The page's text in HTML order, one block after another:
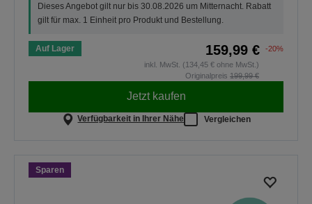
Dieses Angebot gilt nur bis 30.08.2026 um Mitternacht. Rabatt
gilt für max. 1 Einheit pro Produkt und Bestellung.
Auf Lager 159,99 €
-20%
inkl. MwSt. (134,45 € ohne MwSt.)
Originalpreis 199,99 €
Jetzt kaufen
Verfügbarkeit in Ihrer Nähe Vergleichen
Sparen